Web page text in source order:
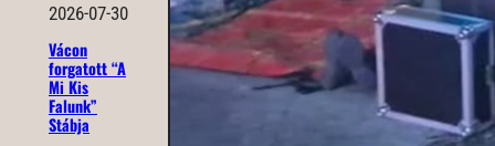
2026-07-30
Vácon
forgatott “A
Mi Kis
Falunk”
Stábja